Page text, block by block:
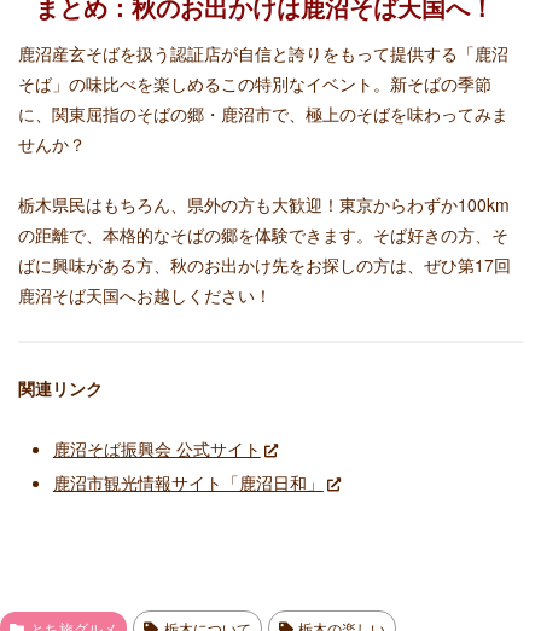
鹿沼産玄そばを扱う認証店が自信と誇りをもって提供する「鹿沼
そば」の味比べを楽しめるこの特別なイベント。新そばの季節
に、関東屈指のそばの郷・鹿沼市で、極上のそばを味わってみま
せんか？
栃木県民はもちろん、県外の方も大歓迎！東京からわずか100km
の距離で、本格的なそばの郷を体験できます。そば好きの方、そ
ばに興味がある方、秋のお出かけ先をお探しの方は、ぜひ第17回
鹿沼そば天国へお越しください！
関連リンク
鹿沼そば振興会 公式サイト
鹿沼市観光情報サイト「鹿沼日和」